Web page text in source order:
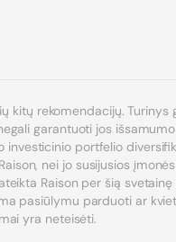
kitų rekomendacijų. Turinys
garantuoti jos
investicinio portfelio
nei jo susijusios
Raison per šią
pasiūlymu parduoti ar
yra neteisėti.